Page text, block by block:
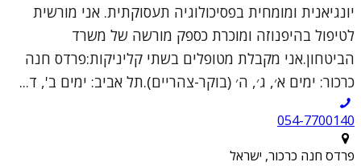
יונגיאנית ומומחית בפסיכולוגיה תעסוקתית. אני מורשית
לטיפול בהיפנוזה ומוכרת כספק מורשה של משרד
הביטחון.אני מקבלת מטופלים בשתי קליניקות:פרדס חנה
כרכור: ימים א׳, ג׳, ה׳ (בוקר-צהריים).תל אביב: ימים ב', ד...
054-7700140
פרדס חנה כרכור, ישראל